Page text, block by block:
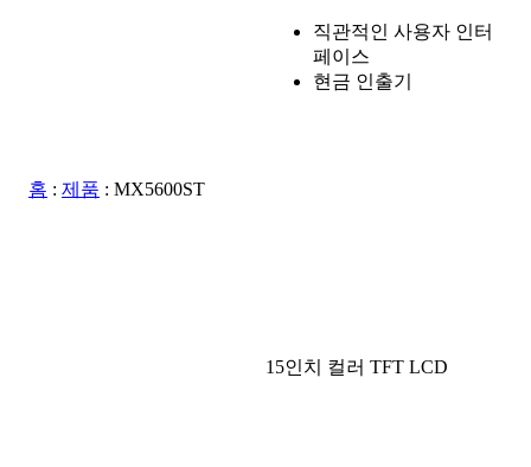
홈 : 제품 : MX5600ST
직관적인 사용자 인터
페이스
현금 인출기
15인치 컬러 TFT LCD